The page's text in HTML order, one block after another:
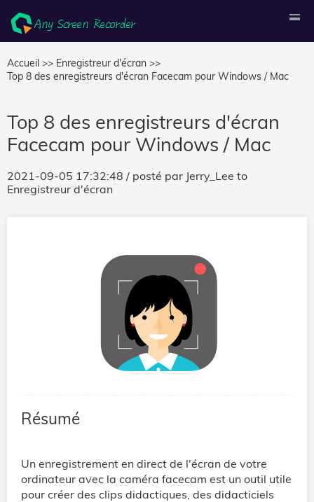
Accueil >> Enregistreur d'écran >>
Top 8 des enregistreurs d'écran Facecam pour Windows / Mac
Top 8 des enregistreurs d'écran
Facecam pour Windows / Mac
2021-09-05 17:32:48 / posté par Jerry_Lee to
Enregistreur d'écran
Résumé
Un enregistrement en direct de l'écran de votre
ordinateur avec la caméra facecam est un outil utile
pour créer des clips didactiques, des didacticiels